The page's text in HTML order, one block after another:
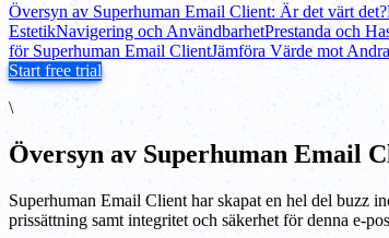
Översyn av Superhuman Email Client: Är det värt det?
EstetikNavigering och AnvändbarhetPrestanda och
för Superhuman Email ClientJämföra Värde mot
Start free trial
\
Översyn av Superhuman Email
Superhuman Email Client har skapat en hel del buzz
prissättning samt integritet och säkerhet för denna e-